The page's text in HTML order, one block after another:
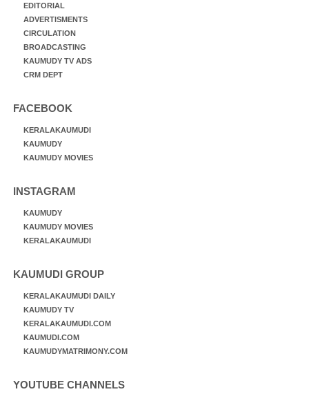
EDITORIAL
ADVERTISMENTS
CIRCULATION
BROADCASTING
KAUMUDY TV ADS
CRM DEPT
FACEBOOK
KERALAKAUMUDI
KAUMUDY
KAUMUDY MOVIES
INSTAGRAM
KAUMUDY
KAUMUDY MOVIES
KERALAKAUMUDI
KAUMUDI GROUP
KERALAKAUMUDI DAILY
KAUMUDY TV
KERALAKAUMUDI.COM
KAUMUDI.COM
KAUMUDYMATRIMONY.COM
YOUTUBE CHANNELS